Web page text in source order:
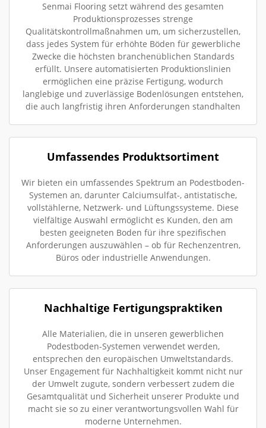
Senmai Flooring setzt während des gesamten
Produktionsprozesses strenge
Qualitätskontrollmaßnahmen um, um sicherzustellen,
dass jedes System für erhöhte Böden für gewerbliche
Zwecke die höchsten branchenüblichen Standards
erfüllt. Unsere automatisierten Produktionslinien
ermöglichen eine präzise Fertigung, wodurch
langlebige und zuverlässige Bodenlösungen entstehen,
die auch langfristig ihren Anforderungen standhalten
Umfassendes Produktsortiment
Wir bieten ein umfassendes Spektrum an Podestboden-
Systemen an, darunter Calciumsulfat-, antistatische,
vollstählerne, Netzwerk- und Lüftungssysteme. Diese
vielfältige Auswahl ermöglicht es Kunden, den am
besten geeigneten Boden für ihre spezifischen
Anforderungen auszuwählen – ob für Rechenzentren,
Büros oder industrielle Anwendungen.
Nachhaltige Fertigungspraktiken
Alle Materialien, die in unseren gewerblichen
Podestboden-Systemen verwendet werden,
entsprechen den europäischen Umweltstandards.
Unser Engagement für Nachhaltigkeit kommt nicht nur
der Umwelt zugute, sondern verbessert zudem die
Gesamtqualität und Sicherheit unserer Produkte und
macht sie so zu einer verantwortungsvollen Wahl für
moderne Unternehmen.